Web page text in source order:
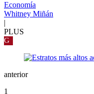
Economía
Whitney Miñán
|
PLUS
G
anterior
1